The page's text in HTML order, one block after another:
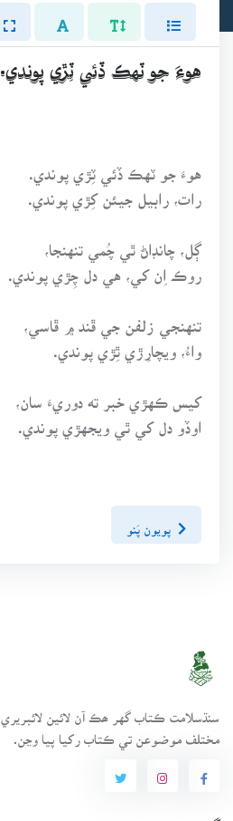
هوءَ جو ٽهڪ ڏئي ٽِڙي پوندي.
هوءَ جو ٽهڪ ڏئي ٽِڙي پوندي.
رات، رابيل جيئن کِڙي پوندي.
ڳل، چانڊاڻ ٿي چُمي تنهنجا،
روڪ اِن کي، هي دل چِڙي پوندي.
تنهنجي زلفن جي ڦند ۾ ڦاسي،
واءُ، ويچارِڙي ٿِڙي پوندي.
کيس ڪهڙي خبر ته دوريءَ سان،
اوڏو دل کي ٿي ويجهڙي پوندي.
پويون پَنو
مختلف موضوعن تي ڪتاب رکيا پيا وڃن.